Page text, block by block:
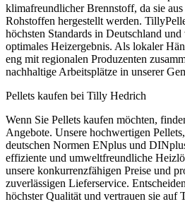
klimafreundlicher Brennstoff, da sie aus
Rohstoffen hergestellt werden.
höchsten Standards in Deutschland
optimales Heizergebnis. Als lokaler
eng mit regionalen Produzenten
nachhaltige Arbeitsplätze in unserer
Pellets kaufen bei Tilly Hedrich
Wenn Sie Pellets kaufen möchten,
Angebote. Unsere hochwertigen
deutschen Normen ENplus und
effiziente und umweltfreundliche
unsere konkurrenzfähigen Preise und
zuverlässigen Lieferservice.
höchster Qualität und vertrauen sie auf